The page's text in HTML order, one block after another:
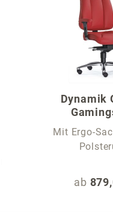
Dynamik
Mit Ergo-
ab